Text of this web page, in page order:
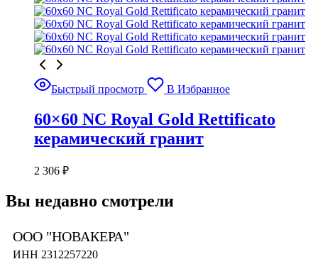
Быстрый просмотр В Избранное
60×60 NC Royal Gold Rettificato
керамический гранит
2 306 ₽
Вы недавно смотрели
ООО "НОВАКЕРА"
ИНН 2312257220